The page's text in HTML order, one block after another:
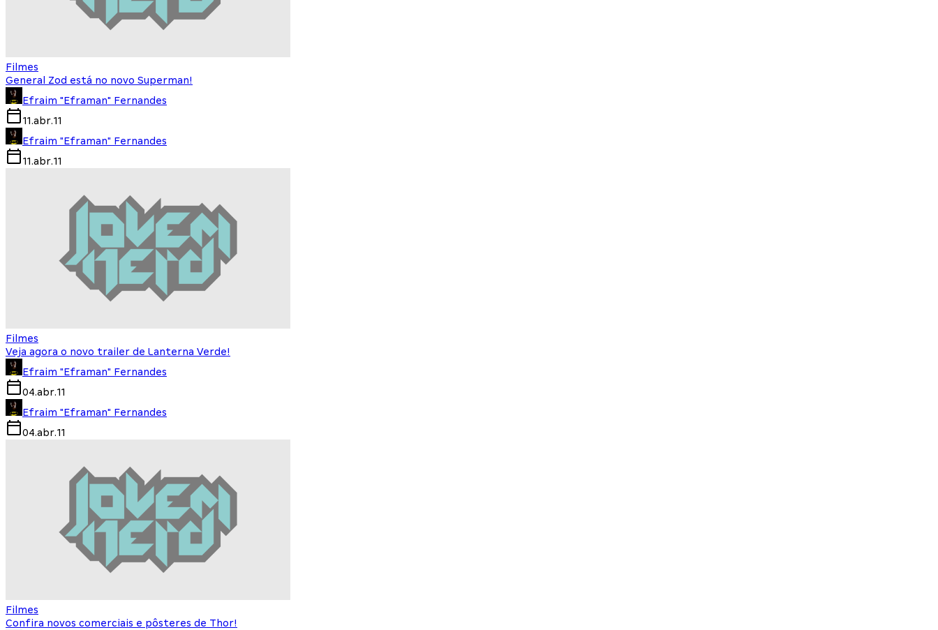
Filmes
General Zod está no novo Superman!
Efraim "Eframan" Fernandes
11.abr.11
Efraim "Eframan" Fernandes
11.abr.11
Filmes
Veja agora o novo trailer de Lanterna Verde!
Efraim "Eframan" Fernandes
04.abr.11
Efraim "Eframan" Fernandes
04.abr.11
Filmes
Confira novos comerciais e pôsteres de Thor!